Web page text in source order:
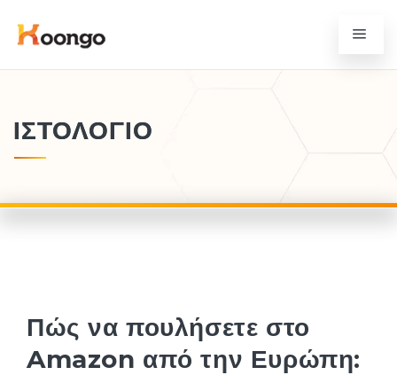
ΙΣΤΟΛΌΓΙΟ
Πώς να πουλήσετε στο
Amazon από την Ευρώπη: